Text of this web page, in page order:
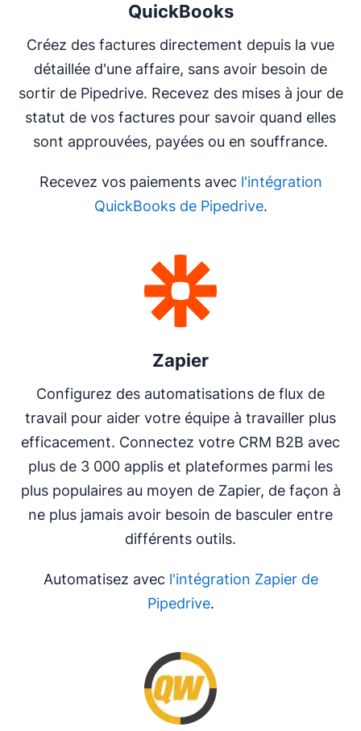
QuickBooks
Créez des factures directement depuis la vue
détaillée d'une affaire, sans avoir besoin de
sortir de Pipedrive. Recevez des mises à jour de
statut de vos factures pour savoir quand elles
sont approuvées, payées ou en souffrance.
Recevez vos paiements avec l'intégration
QuickBooks de Pipedrive.
Zapier
Configurez des automatisations de flux de
travail pour aider votre équipe à travailler plus
efficacement. Connectez votre CRM B2B avec
plus de 3 000 applis et plateformes parmi les
plus populaires au moyen de Zapier, de façon à
ne plus jamais avoir besoin de basculer entre
différents outils.
Automatisez avec l'intégration Zapier de
Pipedrive.